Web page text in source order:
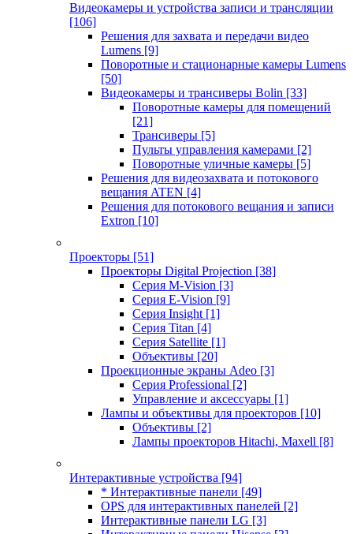
Видеокамеры и устройства записи и трансляции
[106]
Решения для захвата и передачи видео
Lumens [9]
Поворотные и стационарные камеры Lumens
[50]
Видеокамеры и трансиверы Bolin [33]
Поворотные камеры для помещений
[21]
Трансиверы [5]
Пульты управления камерами [2]
Поворотные уличные камеры [5]
Решения для видеозахвата и потокового
вещания ATEN [4]
Решения для потокового вещания и записи
Extron [10]
Проекторы [51]
Проекторы Digital Projection [38]
Серия M-Vision [3]
Серия E-Vision [9]
Серия Insight [1]
Серия Titan [4]
Серия Satellite [1]
Объективы [20]
Проекционные экраны Adeo [3]
Серия Professional [2]
Управление и аксессуары [1]
Лампы и объективы для проекторов [10]
Объективы [2]
Лампы проекторов Hitachi, Maxell [8]
Интерактивные устройства [94]
* Интерактивные панели [49]
OPS для интерактивных панелей [2]
Интерактивные панели LG [3]